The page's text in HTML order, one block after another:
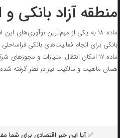
منطقه آزاد بانکی و
ماده ۱۸ به یکی از مهم‌ترین نوآوری‌های
بانکی برای انجام فعالیت‌های بانکی
ماده ۱۷ امکان انتقال امتیازات و
همان ماهیت و مالکیت نیز در نظر گرفته
✅ آیا این خبر اقتصادی برای شما